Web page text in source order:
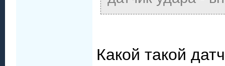
Какой такой